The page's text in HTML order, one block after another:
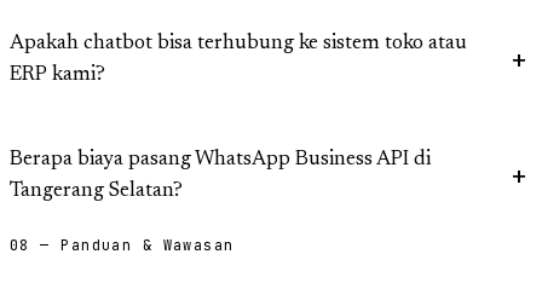
Apakah chatbot bisa terhubung ke sistem toko atau
ERP kami?
Berapa biaya pasang WhatsApp Business API di
Tangerang Selatan?
08 — Panduan & Wawasan